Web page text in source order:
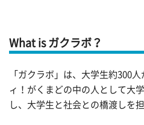
What is ガクラボ？
「ガクラボ」は、大学生約300
ィ！がくまどの中の人として大
し、大学生と社会との橋渡しを担